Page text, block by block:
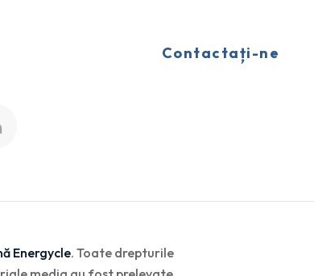
Contactați-ne
Energycle. Toate drepturile